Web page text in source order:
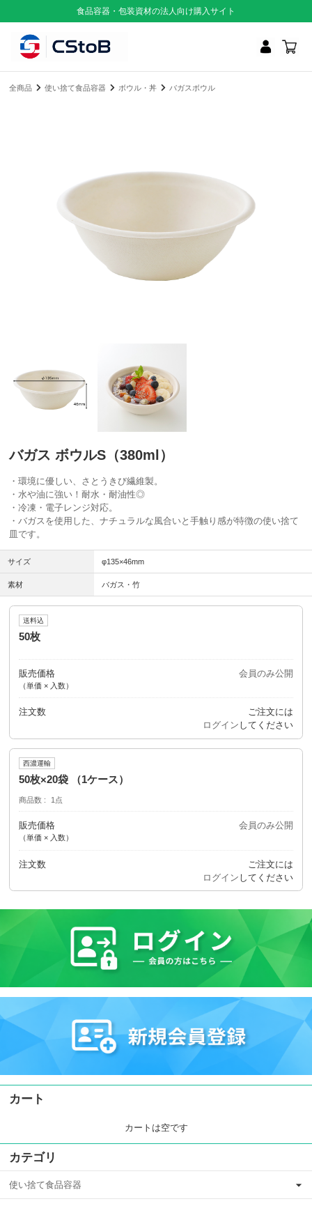
食品容器・包装資材の法人向け購入サイト
全商品 使い捨て食品容器 ボウル・丼 バガスボウル
バガス ボウルS（380ml）
・環境に優しい、さとうきび繊維製。
・水や油に強い！耐水・耐油性◎
・冷凍・電子レンジ対応。
・バガスを使用した、ナチュラルな風合いと手触り感が特徴の使い捨て
皿です。
サイズ φ135×46mm
素材 バガス・竹
送料込
50枚
販売価格
（単価 × 入数）
会員のみ公開
注文数
ご注文には
ログイン してください
西濃運輸
50枚×20袋 （1ケース）
商品数 1点
販売価格
（単価 × 入数）
会員のみ公開
注文数
ご注文には
ログイン してください
カート
カートは空です
カテゴリ
使い捨て食品容器